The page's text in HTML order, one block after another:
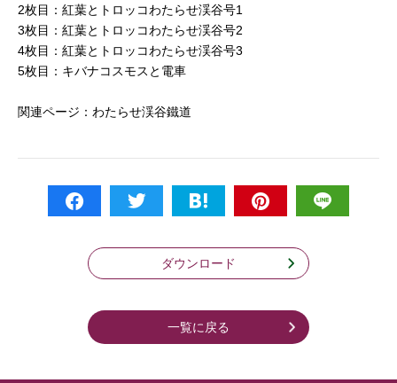
2枚目：紅葉とトロッコわたらせ渓谷号1
3枚目：紅葉とトロッコわたらせ渓谷号2
4枚目：紅葉とトロッコわたらせ渓谷号3
5枚目：キバナコスモスと電車
関連ページ： わたらせ渓谷鐵道
ダウンロード
一覧に戻る